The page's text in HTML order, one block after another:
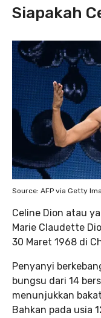
Siapakah
Source: AFP via Getty
Celine Dion atau
Marie Claudette
30 Maret 1968 di
Penyanyi
bungsu dari 14
menunjukkan
Bahkan pada usia